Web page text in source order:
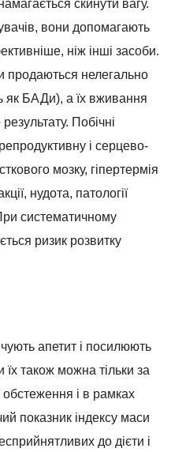
скинути вагу.
вони допомагають
ніж інші засоби.
продаються нелегально
як БАДи), а їх вживання
Побічні
і серцево-
мозку, гіпертермія
нудота, патології
систематичному
ризик розвитку
апетит і посилюють
також можна тільки за
і в рамках
показник індексу маси
до дієти і